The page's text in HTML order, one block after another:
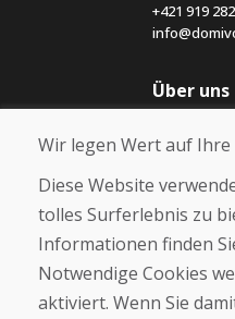
+421 919
Über uns
Über uns
Kontakt
Kaufen
E-Shop
Wir legen Wert auf
Diese Website
tolles Surferlebnis zu
Informationen finden
Notwendige Cookies
aktiviert. Wenn Sie